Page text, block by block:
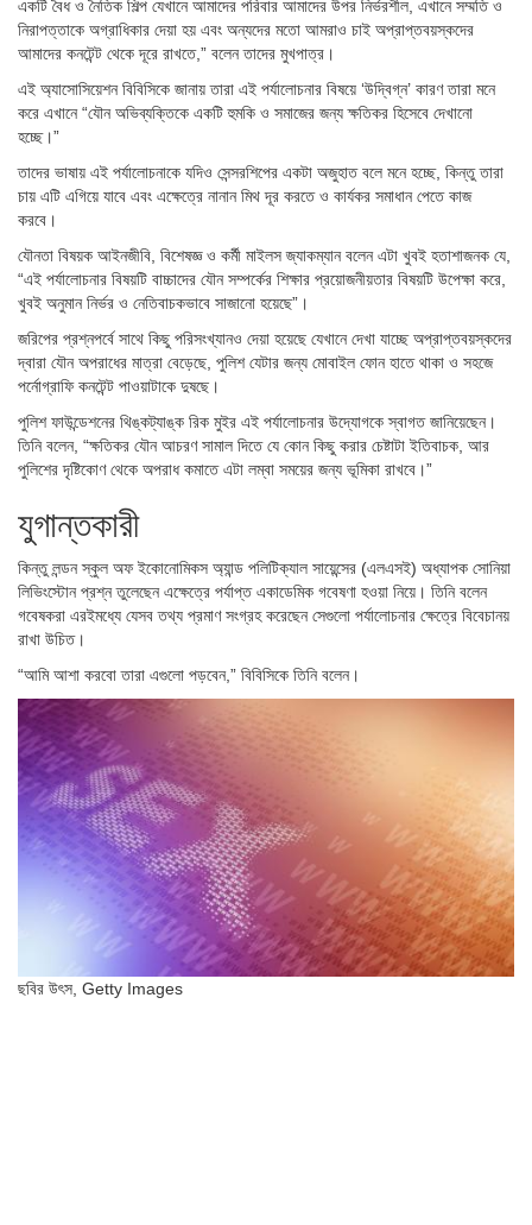
একটি বৈধ ও নৈতিক শিল্প যেখানে আমাদের পরিবার আমাদের উপর নির্ভরশীল, এখানে সম্মতি ও
নিরাপত্তাকে অগ্রাধিকার দেয়া হয় এবং অন্যদের মতো আমরাও চাই অপ্রাপ্তবয়স্কদের
আমাদের কনটেন্ট থেকে দূরে রাখতে,” বলেন তাদের মুখপাত্র।
এই অ্যাসোসিয়েশন বিবিসিকে জানায় তারা এই পর্যালোচনার বিষয়ে ‘উদ্বিগ্ন’ কারণ তারা মনে
করে এখানে “যৌন অভিব্যক্তিকে একটি হুমকি ও সমাজের জন্য ক্ষতিকর হিসেবে দেখানো
হচ্ছে।”
তাদের ভাষায় এই পর্যালোচনাকে যদিও সেন্সরশিপের একটা অজুহাত বলে মনে হচ্ছে, কিন্তু তারা
চায় এটি এগিয়ে যাবে এবং এক্ষেত্রে নানান মিথ দূর করতে ও কার্যকর সমাধান পেতে কাজ
করবে।
যৌনতা বিষয়ক আইনজীবি, বিশেষজ্ঞ ও কর্মী মাইলস জ্যাকম্যান বলেন এটা খুবই হতাশাজনক যে,
“এই পর্যালোচনার বিষয়টি বাচ্চাদের যৌন সম্পর্কের শিক্ষার প্রয়োজনীয়তার বিষয়টি উপেক্ষা করে,
খুবই অনুমান নির্ভর ও নেতিবাচকভাবে সাজানো হয়েছে”।
জরিপের প্রশ্নপর্বে সাথে কিছু পরিসংখ্যানও দেয়া হয়েছে যেখানে দেখা যাচ্ছে অপ্রাপ্তবয়স্কদের
দ্বারা যৌন অপরাধের মাত্রা বেড়েছে, পুলিশ যেটার জন্য মোবাইল ফোন হাতে থাকা ও সহজে
পর্নোগ্রাফি কনটেন্ট পাওয়াটাকে দুষছে।
পুলিশ ফাউন্ডেশনের থিঙ্কট্যাঙ্ক রিক মুইর এই পর্যালোচনার উদ্যোগকে স্বাগত জানিয়েছেন।
তিনি বলেন, “ক্ষতিকর যৌন আচরণ সামাল দিতে যে কোন কিছু করার চেষ্টাটা ইতিবাচক, আর
পুলিশের দৃষ্টিকোণ থেকে অপরাধ কমাতে এটা লম্বা সময়ের জন্য ভূমিকা রাখবে।”
যুগান্তকারী
কিন্তু লন্ডন স্কুল অফ ইকোনোমিকস অ্যান্ড পলিটিক্যাল সায়েন্সের (এলএসই) অধ্যাপক সোনিয়া
লিভিংস্টোন প্রশ্ন তুলেছেন এক্ষেত্রে পর্যাপ্ত একাডেমিক গবেষণা হওয়া নিয়ে। তিনি বলেন
গবেষকরা এরইমধ্যে যেসব তথ্য প্রমাণ সংগ্রহ করেছেন সেগুলো পর্যালোচনার ক্ষেত্রে বিবেচানয়
রাখা উচিত।
“আমি আশা করবো তারা এগুলো পড়বেন,” বিবিসিকে তিনি বলেন।
ছবির উৎস, Getty Images